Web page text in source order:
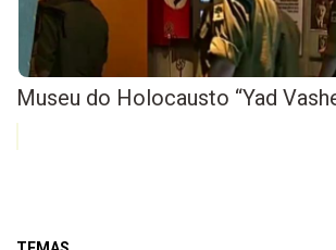
Museu do Holocausto “Yad